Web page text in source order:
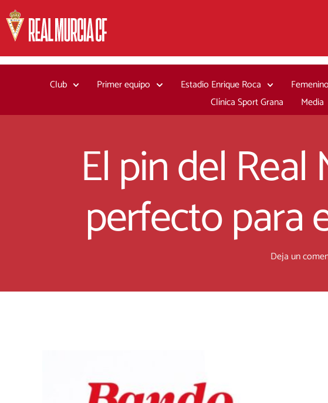
al
contenido
Club Primer equipo Estadio Enrique Roca Femenino
Clínica Sport Grana
Media
El pin del
perfecto para
Deja un